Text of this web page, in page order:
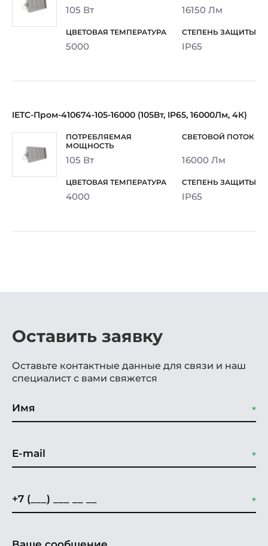
105 Вт 16150 Лм
5000 IP65
IETC-Пром-410674-105-16000 (105Вт, IP65, 16000Лм, 4К)
105 Вт 16000 Лм
4000 IP65
Оставить заявку
Оставьте контактные данные для связи и наш
специалист с вами свяжется